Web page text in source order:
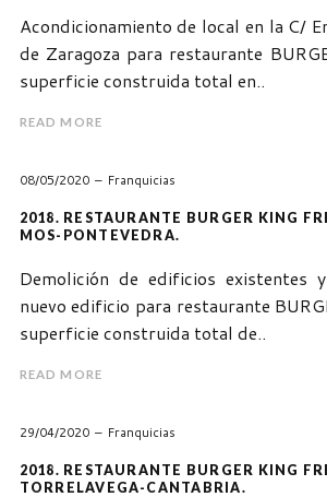
Acondicionamiento de local en la C/
de Zaragoza para restaurante
superficie construida total en..
READ MORE
08/05/2020 Franquicias
2018. RESTAURANTE BURGER KING
MOS-PONTEVEDRA.
Demolición de edificios existentes
nuevo edificio para restaurante
superficie construida total de..
READ MORE
29/04/2020 Franquicias
2018. RESTAURANTE BURGER KING
TORRELAVEGA-CANTABRIA.